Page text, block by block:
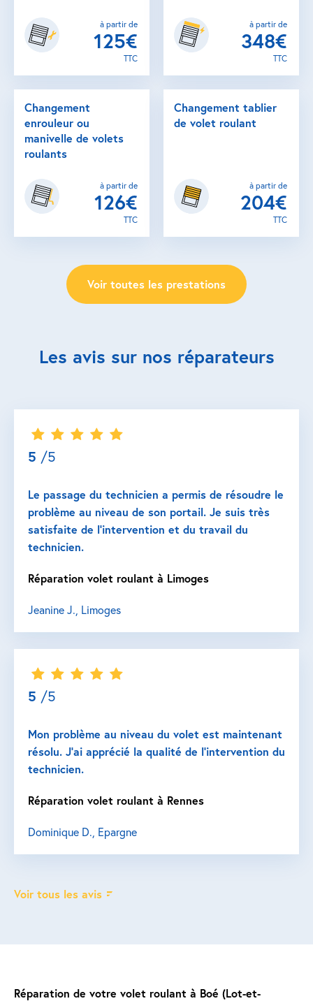
Réparation de votre volet roulant à Boé (Lot-et-
à partir de
125€
TTC
à partir de
348€
TTC
Changement
enrouleur ou
manivelle de volets
roulants
à partir de
126€
TTC
Changement tablier
de volet roulant
à partir de
204€
TTC
Voir toutes les prestations
Les avis sur nos réparateurs
5 /5
Le passage du technicien a permis de résoudre le
problème au niveau de son portail. Je suis très
satisfaite de l’intervention et du travail du
technicien.
Réparation volet roulant à Limoges
Jeanine J., Limoges
5 /5
Mon problème au niveau du volet est maintenant
résolu. J’ai apprécié la qualité de l’intervention du
technicien.
Réparation volet roulant à Rennes
Dominique D., Epargne
Voir tous les avis